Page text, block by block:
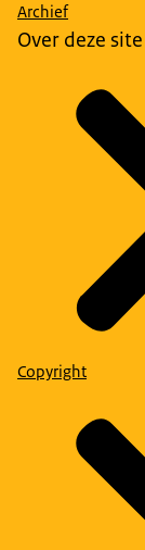
Archief
Over deze site
Copyright